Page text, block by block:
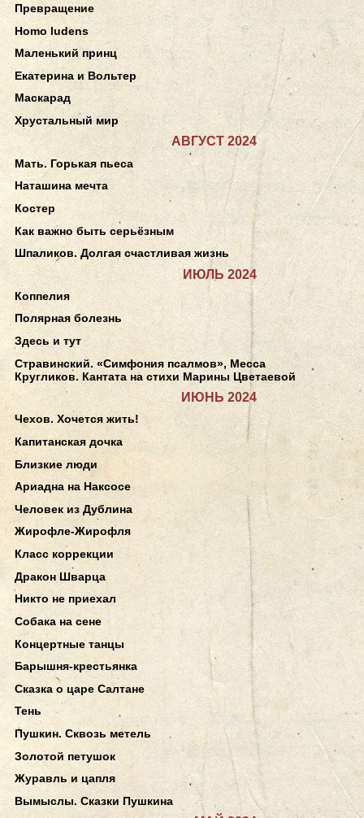
Превращение
Homo ludens
Маленький принц
Екатерина и Вольтер
Маскарад
Хрустальный мир
АВГУСТ 2024
Мать. Горькая пьеса
Наташина мечта
Костер
Как важно быть серьёзным
Шпаликов. Долгая счастливая жизнь
ИЮЛЬ 2024
Коппелия
Полярная болезнь
Здесь и тут
Стравинский. «Симфония псалмов», Месса
Кругликов. Кантата на стихи Марины Цветаевой
ИЮНЬ 2024
Чехов. Хочется жить!
Капитанская дочка
Близкие люди
Ариадна на Наксосе
Человек из Дублина
Жирофле-Жирофля
Класс коррекции
Дракон Шварца
Никто не приехал
Собака на сене
Концертные танцы
Барышня-крестьянка
Сказка о царе Салтане
Тень
Пушкин. Сквозь метель
Золотой петушок
Журавль и цапля
Вымыслы. Сказки Пушкина